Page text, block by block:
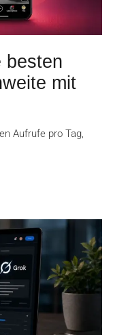
besten
mit
Aufrufe pro Tag,